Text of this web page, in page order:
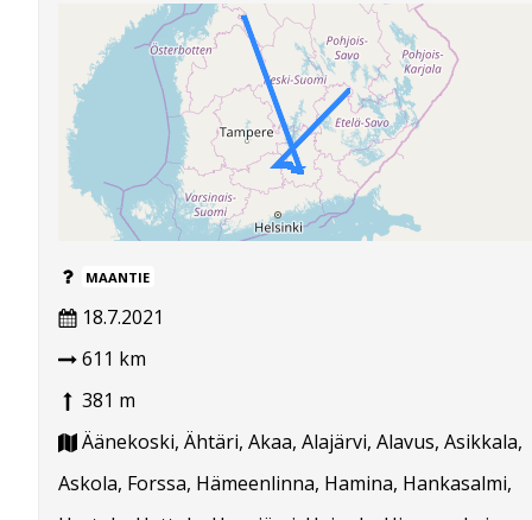
MAANTIE
18.7.2021
611 km
381 m
Äänekoski, Ähtäri, Akaa, Alajärvi, Alavus, Asikkala,
Askola, Forssa, Hämeenlinna, Hamina, Hankasalmi,